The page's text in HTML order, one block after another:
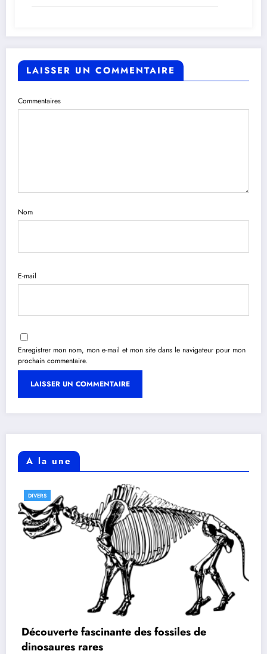
LAISSER UN COMMENTAIRE
Commentaires
Nom
E-mail
Enregistrer mon nom, mon e-mail et mon site dans le navigateur pour mon
prochain commentaire.
A la une
DIVERS
Découverte fascinante des fossiles de
dinosaures rares